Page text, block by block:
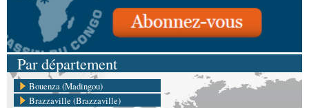
Par département
Bouenza (Madingou)
Brazzaville (Brazzaville)